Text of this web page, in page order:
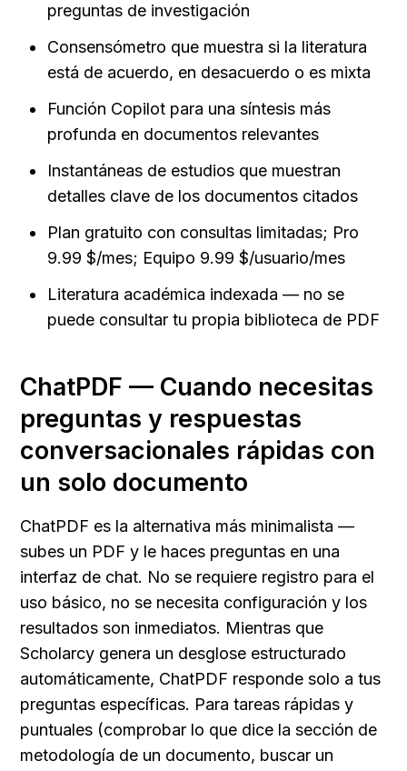
preguntas de investigación
Consensómetro que muestra si la literatura
está de acuerdo, en desacuerdo o es mixta
Función Copilot para una síntesis más
profunda en documentos relevantes
Instantáneas de estudios que muestran
detalles clave de los documentos citados
Plan gratuito con consultas limitadas; Pro
9.99 $/mes; Equipo 9.99 $/usuario/mes
Literatura académica indexada — no se
puede consultar tu propia biblioteca de PDF
ChatPDF — Cuando necesitas
preguntas y respuestas
conversacionales rápidas con
un solo documento
ChatPDF es la alternativa más minimalista —
subes un PDF y le haces preguntas en una
interfaz de chat. No se requiere registro para el
uso básico, no se necesita configuración y los
resultados son inmediatos. Mientras que
Scholarcy genera un desglose estructurado
automáticamente, ChatPDF responde solo a tus
preguntas específicas. Para tareas rápidas y
puntuales (comprobar lo que dice la sección de
metodología de un documento, buscar un